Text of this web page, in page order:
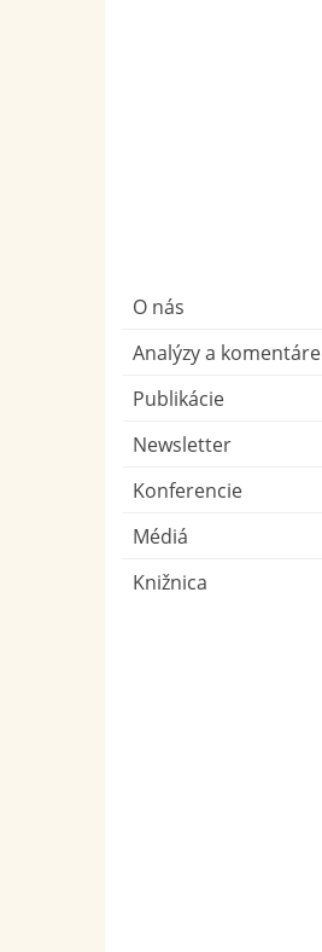
O nás
Analýzy a komentáre
Publikácie
Newsletter
Konferencie
Médiá
Knižnica